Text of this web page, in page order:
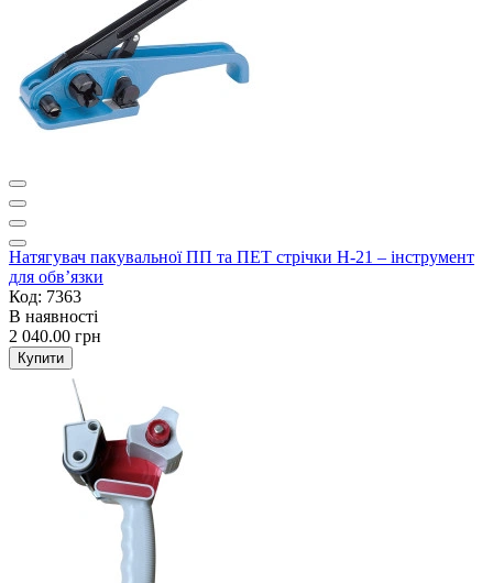
Натягувач пакувальної ПП та ПЕТ стрічки Н-21 – інструмент
для обв’язки
Код: 7363
В наявності
2 040.00 грн
Купити